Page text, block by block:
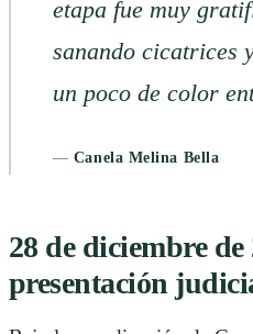
etapa fue muy
sanando cicatrices
un poco de color
— Canela Melina Bella
28 de diciembre
presentación